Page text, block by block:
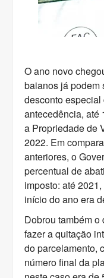
O ano novo
baianos já podem
desconto
antecedência, até
a Propriedade de
2022. Em
anteriores, o
percentual de
imposto: até
início do ano era
Dobrou também
fazer a quitação
do parcelamento,
número final da